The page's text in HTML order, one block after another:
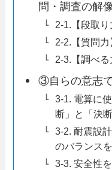
問・調査の解
2-1.【段取り
2-2.【質問力
2-3.【調べる
③自らの意志
3-1. 電算に
断」と「決
3-2. 耐震設
のバランス
3-3. 安全性